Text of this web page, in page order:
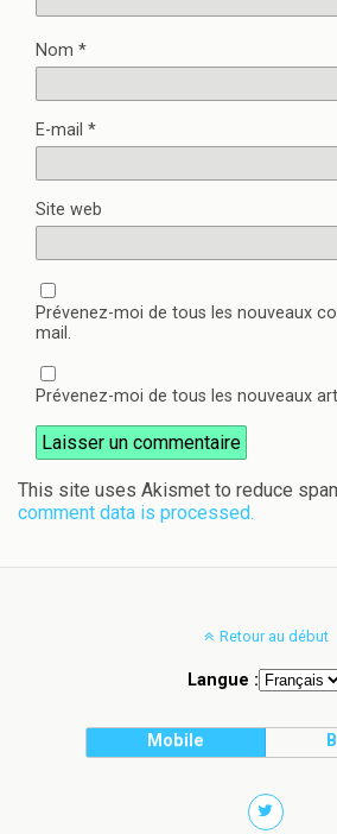
Nom *
E-mail *
Site web
Prévenez-moi de tous les nouveaux
mail.
Prévenez-moi de tous les nouveaux
This site uses Akismet to reduce
comment data is processed.
Retour au début
Langue :
Mobile